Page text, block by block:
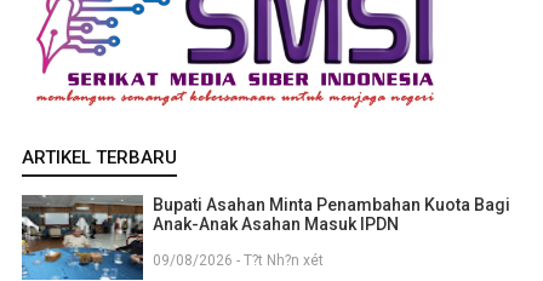
ARTIKEL TERBARU
Bupati Asahan Minta Penambahan Kuota Bagi
Anak-Anak Asahan Masuk IPDN
09/08/2026 - T?t Nh?n xét